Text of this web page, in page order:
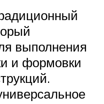
выполнения
и формовки